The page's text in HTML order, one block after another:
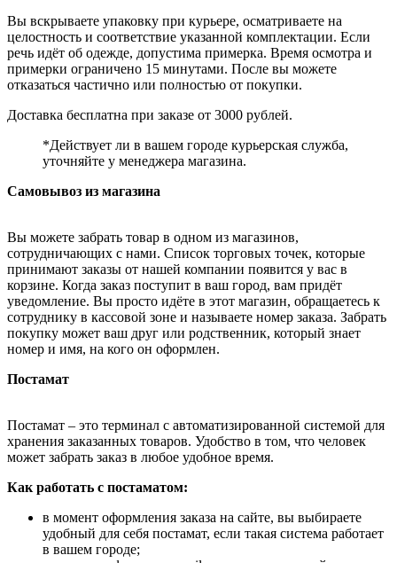
Вы вскрываете упаковку при курьере, осматриваете на
целостность и соответствие указанной комплектации. Если
речь идёт об одежде, допустима примерка. Время осмотра и
примерки ограничено 15 минутами. После вы можете
отказаться частично или полностью от покупки.
Доставка бесплатна при заказе от 3000 рублей.
*Действует ли в вашем городе курьерская служба,
уточняйте у менеджера магазина.
Самовывоз из магазина
Вы можете забрать товар в одном из магазинов,
сотрудничающих с нами. Список торговых точек, которые
принимают заказы от нашей компании появится у вас в
корзине. Когда заказ поступит в ваш город, вам придёт
уведомление. Вы просто идёте в этот магазин, обращаетесь к
сотруднику в кассовой зоне и называете номер заказа. Забрать
покупку может ваш друг или родственник, который знает
номер и имя, на кого он оформлен.
Постамат
Постамат – это терминал с автоматизированной системой для
хранения заказанных товаров. Удобство в том, что человек
может забрать заказ в любое удобное время.
Как работать с постаматом:
в момент оформления заказа на сайте, вы выбираете
удобный для себя постамат, если такая система работает
в вашем городе;